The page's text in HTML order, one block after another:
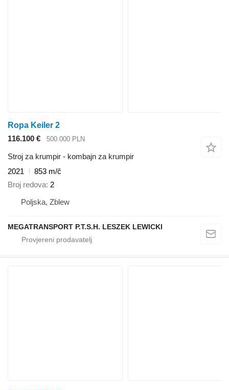
Ropa Keiler 2
116.100 €
500.000 PLN
Stroj za krumpir - kombajn za krumpir
2021
853 m/č
Broj redova 2
Poljska, Zblew
MEGATRANSPORT P.T.S.H. LESZEK LEWICKI